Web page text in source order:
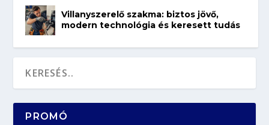
Villanyszerelő szakma: biztos jövő,
modern technológia és keresett tudás
PROMÓ